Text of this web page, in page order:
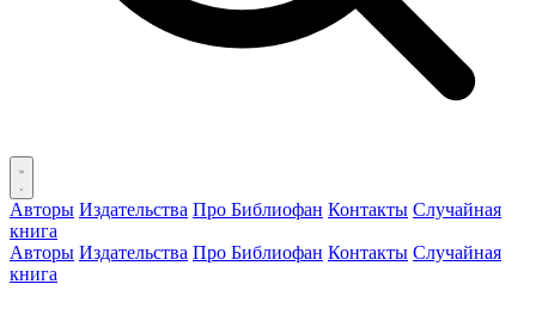
Авторы Издательства Про Библиофан Контакты Случайная
книга
Авторы Издательства Про Библиофан Контакты Случайная
книга